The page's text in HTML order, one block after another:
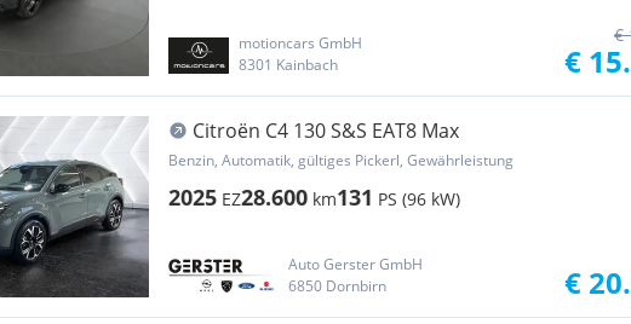
motioncars GmbH
8301 Kainbach
€
€
Citroën C4 130 S&S EAT8 Max
Benzin, Automatik, gültiges Pickerl, Gewährleistung
2025 EZ28.600 km131 PS (96 kW)
Auto Gerster GmbH
6850 Dornbirn
€